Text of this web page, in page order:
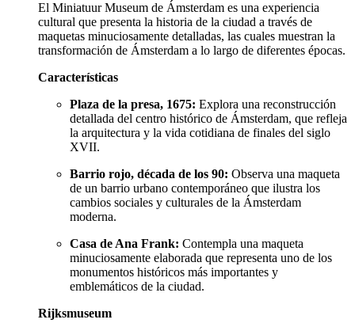
El Miniatuur Museum de Ámsterdam es una experiencia
cultural que presenta la historia de la ciudad a través de
maquetas minuciosamente detalladas, las cuales muestran la
transformación de Ámsterdam a lo largo de diferentes épocas.
Características
Plaza de la presa, 1675: Explora una reconstrucción
detallada del centro histórico de Ámsterdam, que refleja
la arquitectura y la vida cotidiana de finales del siglo
XVII.
Barrio rojo, década de los 90: Observa una maqueta
de un barrio urbano contemporáneo que ilustra los
cambios sociales y culturales de la Ámsterdam
moderna.
Casa de Ana Frank: Contempla una maqueta
minuciosamente elaborada que representa uno de los
monumentos históricos más importantes y
emblemáticos de la ciudad.
Rijksmuseum